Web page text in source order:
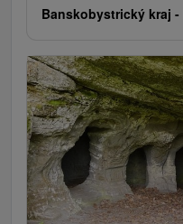
Banskobystrický kraj -